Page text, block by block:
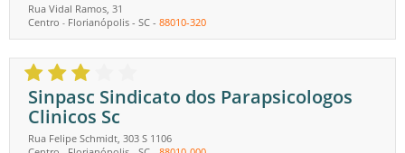
Rua Vidal Ramos, 31
Centro - Florianópolis - SC - 88010-320
Sinpasc Sindicato dos Parapsicologos
Clinicos Sc
Rua Felipe Schmidt, 303 S 1106